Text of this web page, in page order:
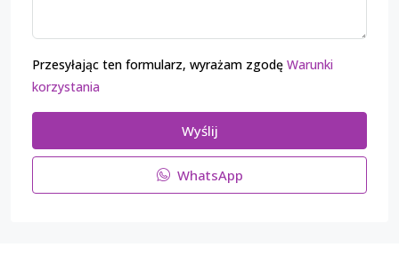
Przesyłając ten formularz, wyrażam zgodę Warunki
korzystania
Wyślij
WhatsApp